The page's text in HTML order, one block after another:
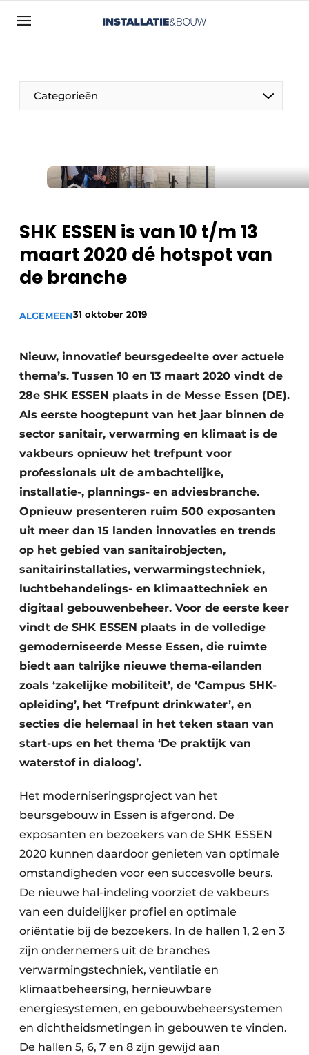
Aanmelden
Bedrijven
Contact
Installatie & Bouw | Platform over
Meest gelezen
Nieuwsbrief
Podcasts
Privacy / Cookie statement
Vacatures
Video’s
Categorieën
SHK ESSEN is van 10 t/m 13
maart 2020 dé hotspot van
de branche
ALGEMEEN31 oktober 2019
Nieuw, innovatief beursgedeelte over actuele
thema’s. Tussen 10 en 13 maart 2020 vindt de
28e SHK ESSEN plaats in de Messe Essen (DE).
Als eerste hoogtepunt van het jaar binnen de
sector sanitair, verwarming en klimaat is de
vakbeurs opnieuw het trefpunt voor
professionals uit de ambachtelijke,
installatie-, plannings- en adviesbranche.
Opnieuw presenteren ruim 500 exposanten
uit meer dan 15 landen innovaties en trends
op het gebied van sanitairobjecten,
sanitairinstallaties, verwarmingstechniek,
luchtbehandelings- en klimaattechniek en
digitaal gebouwenbeheer. Voor de eerste keer
vindt de SHK ESSEN plaats in de volledige
gemoderniseerde Messe Essen, die ruimte
biedt aan talrijke nieuwe thema-eilanden
zoals ‘zakelijke mobiliteit’, de ‘Campus SHK-
opleiding’, het ‘Trefpunt drinkwater’, en
secties die helemaal in het teken staan van
start-ups en het thema ‘De praktijk van
waterstof in dialoog’.
Het moderniseringsproject van het
beursgebouw in Essen is afgerond. De
exposanten en bezoekers van de SHK ESSEN
2020 kunnen daardoor genieten van optimale
omstandigheden voor een succesvolle beurs.
De nieuwe hal-indeling voorziet de vakbeurs
van een duidelijker profiel en optimale
oriëntatie bij de bezoekers. In de hallen 1, 2 en 3
zijn ondernemers uit de branches
verwarmingstechniek, ventilatie en
klimaatbeheersing, hernieuwbare
energiesystemen, en gebouwbeheersystemen
en dichtheidsmetingen in gebouwen te vinden.
De hallen 5, 6, 7 en 8 zijn gewijd aan